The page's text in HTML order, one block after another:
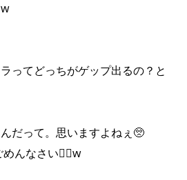
ってどっちがゲップ出るの？と
だって。思いますよねぇ🥺
んなさい🙇‍♀️w